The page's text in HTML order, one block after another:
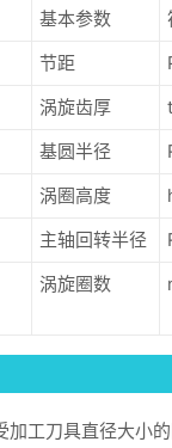
基本参数
节距
涡旋齿厚 t
基圆半径
涡圈高度
主轴回转半径
涡旋圈数
工刀具直径大小